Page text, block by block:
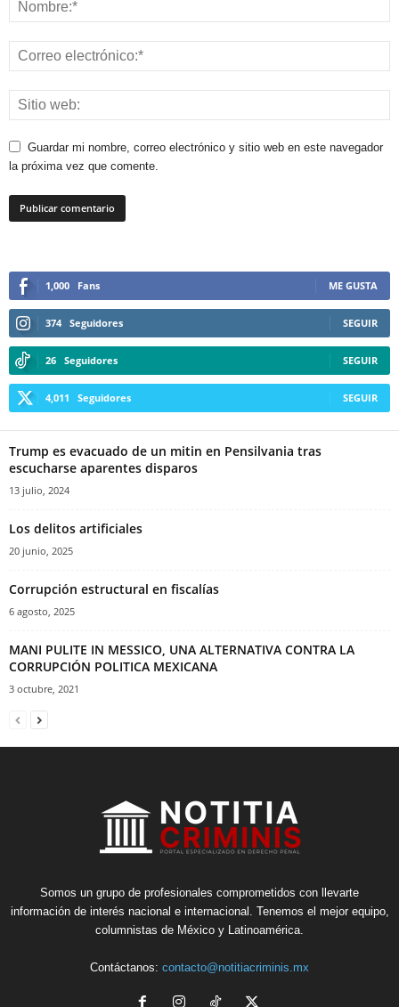
Guardar mi nombre, correo electrónico y sitio web en este navegador
la próxima vez que comente.
1,000 Fans ME GUSTA
374 Seguidores SEGUIR
26 Seguidores SEGUIR
4,011 Seguidores SEGUIR
Trump es evacuado de un mitin en Pensilvania tras
escucharse aparentes disparos
13 julio, 2024
Los delitos artificiales
20 junio, 2025
Corrupción estructural en fiscalías
6 agosto, 2025
MANI PULITE IN MESSICO, UNA ALTERNATIVA CONTRA LA
CORRUPCIÓN POLITICA MEXICANA
3 octubre, 2021
Somos un grupo de profesionales comprometidos con llevarte
información de interés nacional e internacional. Tenemos el mejor equipo,
columnistas de México y Latinoamérica.
Contáctanos: contacto@notitiacriminis.mx